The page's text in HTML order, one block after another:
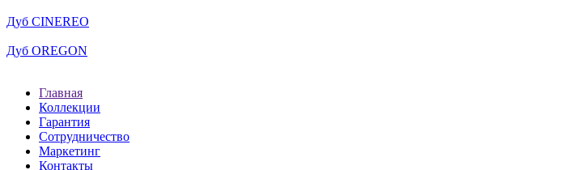
Дуб CINEREO
Дуб OREGON
Главная
Коллекции
Гарантия
Сотрудничество
Маркетинг
Контакты